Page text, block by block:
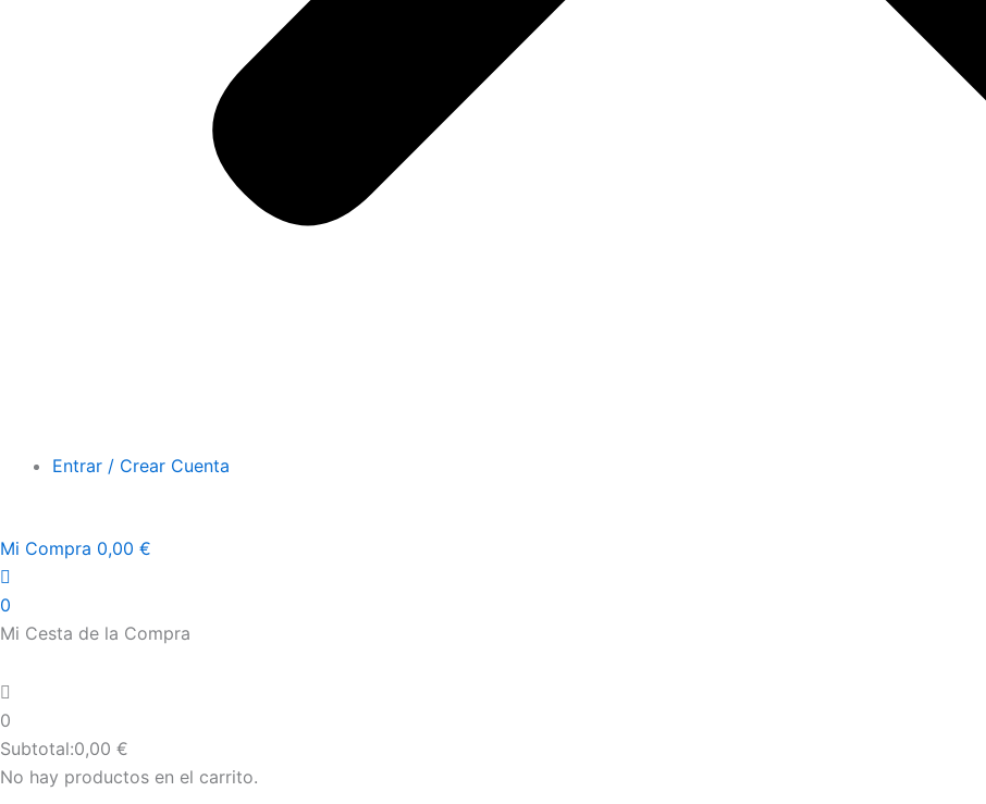
Entrar / Crear Cuenta
Mi Compra 0,00 €
0
Mi Cesta de la Compra
0
Subtotal:0,00 €
No hay productos en el carrito.